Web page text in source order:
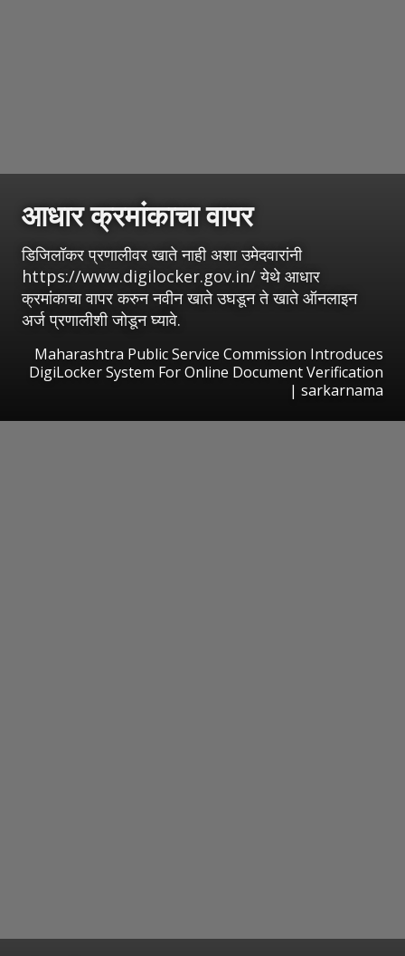
आधार क्रमांकाचा वापर
डिजिलॉकर प्रणालीवर खाते नाही अशा उमेदवारांनी
https://www.digilocker.gov.in/ येथे आधार
क्रमांकाचा वापर करुन नवीन खाते उघडून ते खाते ऑनलाइन
अर्ज प्रणालीशी जोडून घ्यावे.
Maharashtra Public Service Commission Introduces
DigiLocker System For Online Document Verification
| sarkarnama